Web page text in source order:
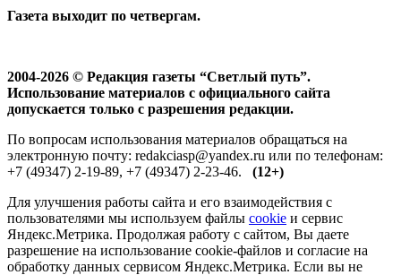
Газета выходит по четвергам.
2004-2026 © Редакция газеты “Светлый путь”.
Использование материалов с официального сайта
допускается только с разрешения редакции.
По вопросам использования материалов обращаться на
электронную почту: redakciasp@yandex.ru или по телефонам:
+7 (49347) 2-19-89, +7 (49347) 2-23-46. (12+)
Для улучшения работы сайта и его взаимодействия с
пользователями мы используем файлы cookie и сервис
Яндекс.Метрика. Продолжая работу с сайтом, Вы даете
разрешение на использование cookie-файлов и согласие на
обработку данных сервисом Яндекс.Метрика. Если вы не